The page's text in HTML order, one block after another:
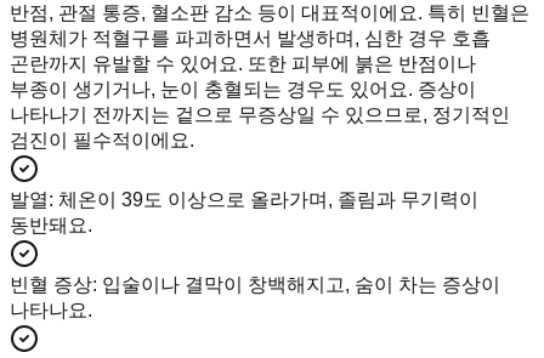
반점, 관절 통증, 혈소판 감소 등이 대표적이에요. 특히 빈혈은
병원체가 적혈구를 파괴하면서 발생하며, 심한 경우 호흡
곤란까지 유발할 수 있어요. 또한 피부에 붉은 반점이나
부종이 생기거나, 눈이 충혈되는 경우도 있어요. 증상이
나타나기 전까지는 겉으로 무증상일 수 있으므로, 정기적인
검진이 필수적이에요.
발열: 체온이 39도 이상으로 올라가며, 졸림과 무기력이
동반돼요.
빈혈 증상: 입술이나 결막이 창백해지고, 숨이 차는 증상이
나타나요.